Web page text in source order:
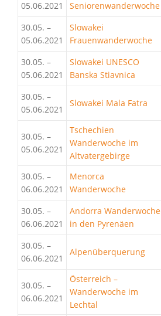
05.06.2021
Seniorenwanderwoche
30.05. –
05.06.2021
Slowakei
Frauenwanderwoche
30.05. –
05.06.2021
Slowakei UNESCO
Banska Stiavnica
30.05. –
05.06.2021
Slowakei Mala Fatra
30.05. –
05.06.2021
Tschechien
Wanderwoche im
Altvatergebirge
30.05. –
06.06.2021
Menorca
Wanderwoche
30.05. –
06.06.2021
Andorra Wanderwoche
in den Pyrenäen
30.05. –
06.06.2021
Alpenüberquerung
30.05. –
06.06.2021
Österreich –
Wanderwoche im
Lechtal